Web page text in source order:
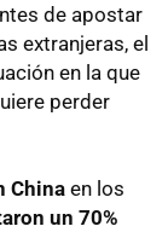
de apostar
extranjeras, el
en la que
perder
China en los
un 70%